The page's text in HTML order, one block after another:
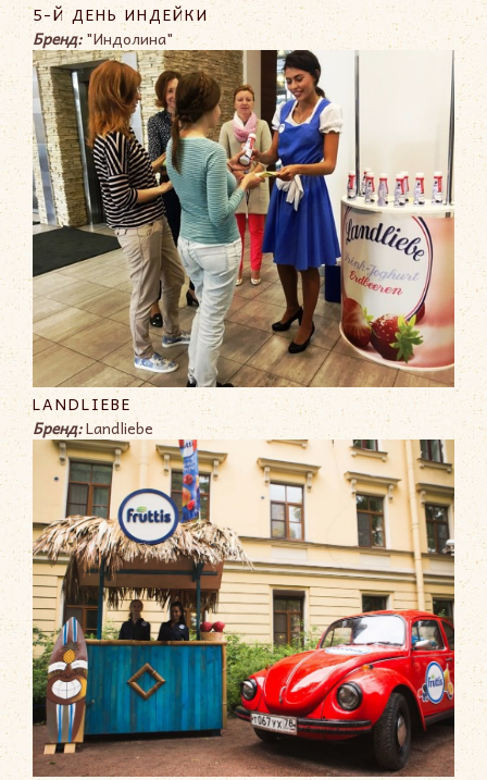
5-Й ДЕНЬ ИНДЕЙКИ
Бренд:"Индолина"
LANDLIEBE
Бренд:Landliebe